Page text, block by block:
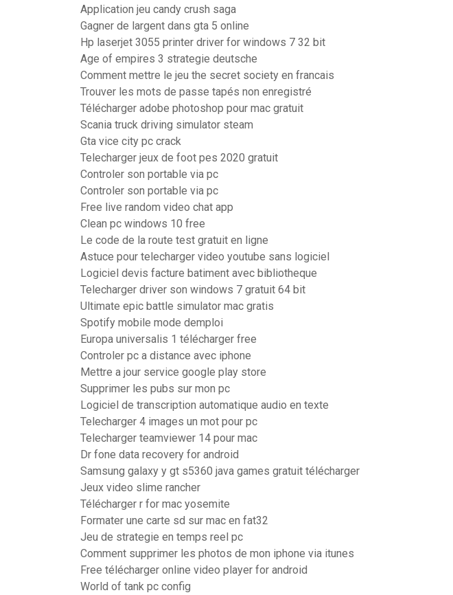
Application jeu candy crush saga
Gagner de largent dans gta 5 online
Hp laserjet 3055 printer driver for windows 7 32 bit
Age of empires 3 strategie deutsche
Comment mettre le jeu the secret society en francais
Trouver les mots de passe tapés non enregistré
Télécharger adobe photoshop pour mac gratuit
Scania truck driving simulator steam
Gta vice city pc crack
Telecharger jeux de foot pes 2020 gratuit
Controler son portable via pc
Controler son portable via pc
Free live random video chat app
Clean pc windows 10 free
Le code de la route test gratuit en ligne
Astuce pour telecharger video youtube sans logiciel
Logiciel devis facture batiment avec bibliotheque
Telecharger driver son windows 7 gratuit 64 bit
Ultimate epic battle simulator mac gratis
Spotify mobile mode demploi
Europa universalis 1 télécharger free
Controler pc a distance avec iphone
Mettre a jour service google play store
Supprimer les pubs sur mon pc
Logiciel de transcription automatique audio en texte
Telecharger 4 images un mot pour pc
Telecharger teamviewer 14 pour mac
Dr fone data recovery for android
Samsung galaxy y gt s5360 java games gratuit télécharger
Jeux video slime rancher
Télécharger r for mac yosemite
Formater une carte sd sur mac en fat32
Jeu de strategie en temps reel pc
Comment supprimer les photos de mon iphone via itunes
Free télécharger online video player for android
World of tank pc config